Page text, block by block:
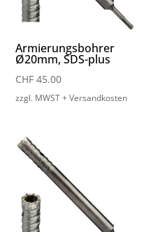
Armierungsbohrer
Ø20mm, SDS-plus
CHF 45.00
zzgl. MWST + Versandkosten